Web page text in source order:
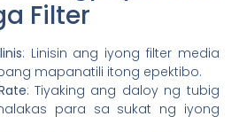
Filter
: Linisin ang iyong filter media
mapanatili itong epektibo.
: Tiyaking ang daloy ng tubig
para sa sukat ng iyong